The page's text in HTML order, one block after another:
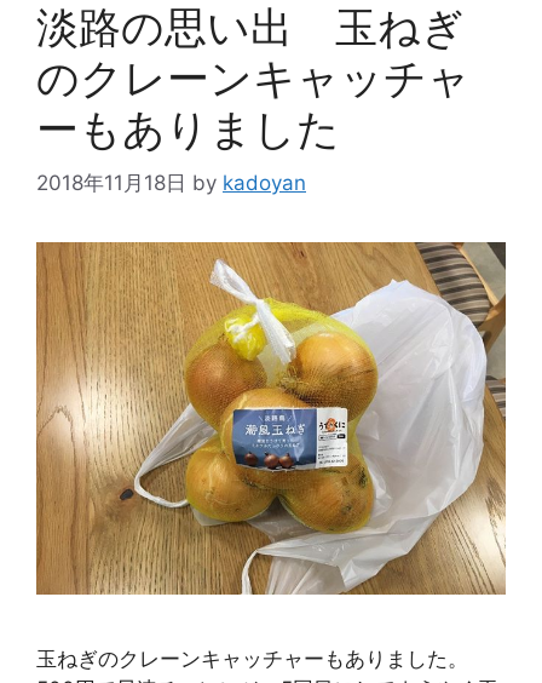
淡路の思い出 玉ねぎ
のクレーンキャッチャ
ーもありました
2018年11月18日 by kadoyan
玉ねぎのクレーンキャッチャーもありました。